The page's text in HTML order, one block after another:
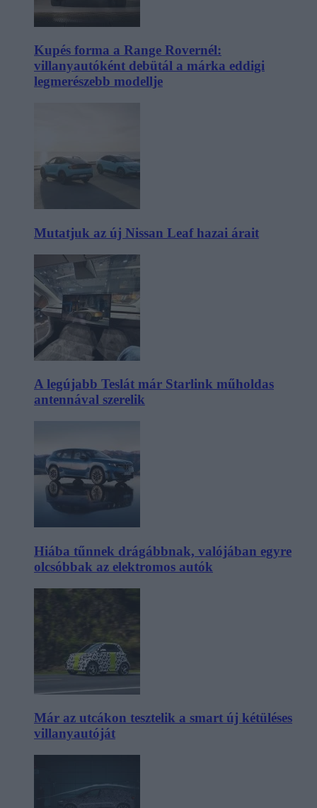
Kupés forma a Range Rovernél:
villanyautóként debütál a márka eddigi
legmerészebb modellje
Mutatjuk az új Nissan Leaf hazai árait
A legújabb Teslát már Starlink műholdas
antennával szerelik
Hiába tűnnek drágábbnak, valójában egyre
olcsóbbak az elektromos autók
Már az utcákon tesztelik a smart új kétüléses
villanyautóját